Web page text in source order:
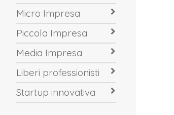
Micro Impresa
Piccola Impresa
Media Impresa
Liberi professionisti
Startup innovativa